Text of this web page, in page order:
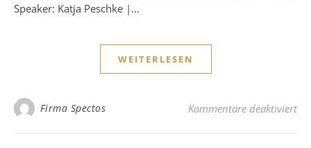
Speaker: Katja Peschke |…
WEITERLESEN
Firma Spectos Kommentare deaktiviertfür